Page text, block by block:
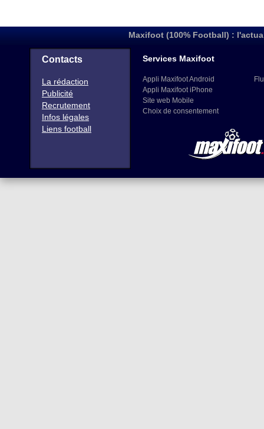
Maxifoot (100% Football) :
Contacts
La rédaction
Publicité
Recrutement
Infos légales
Liens football
Services Maxifoot
Appli Maxifoot Android
Appli Maxifoot iPhone
Site web Mobile
Choix de consentement